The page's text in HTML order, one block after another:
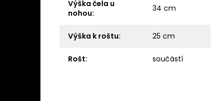
Výška čela u
nohou: 34 cm
Výška k roštu: 25 cm
Rošt: součástí